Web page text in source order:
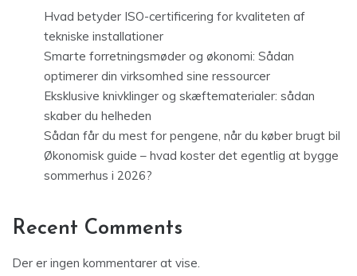
Hvad betyder ISO-certificering for kvaliteten af
tekniske installationer
Smarte forretningsmøder og økonomi: Sådan
optimerer din virksomhed sine ressourcer
Eksklusive knivklinger og skæftematerialer: sådan
skaber du helheden
Sådan får du mest for pengene, når du køber brugt bil
Økonomisk guide – hvad koster det egentlig at bygge
sommerhus i 2026?
Recent Comments
Der er ingen kommentarer at vise.